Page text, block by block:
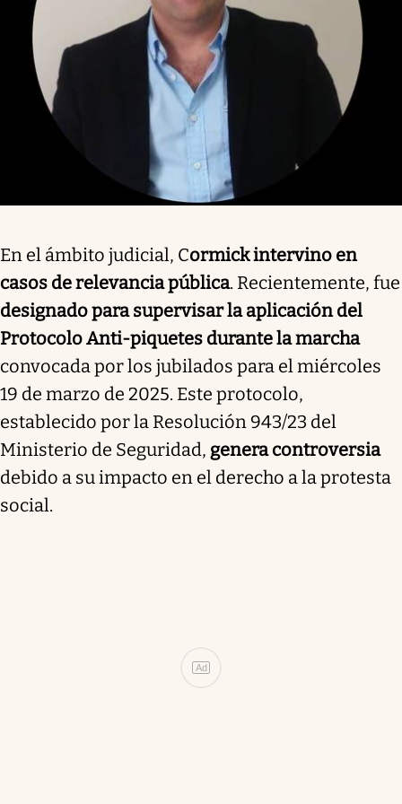
En el ámbito judicial, Cormick intervino en
casos de relevancia pública. Recientemente, fue
designado para supervisar la aplicación del
Protocolo Anti-piquetes durante la marcha
convocada por los jubilados para el miércoles
19 de marzo de 2025. Este protocolo,
establecido por la Resolución 943/23 del
Ministerio de Seguridad, genera controversia
debido a su impacto en el derecho a la protesta
social.
Ad